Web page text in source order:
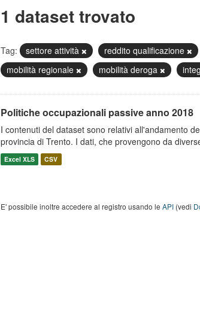
1 dataset trovato
Tag: settore attività
reddito qualificazione
mobilità regionale
mobilità deroga
Politiche occupazionali passive anno 2018
I contenuti del dataset sono relativi all'andamento
provincia di Trento. I dati, che provengono da
Excel XLS CSV
E' possibile inoltre accedere al registro usando le API(vedi